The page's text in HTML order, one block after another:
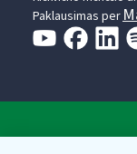
Paklausimas per